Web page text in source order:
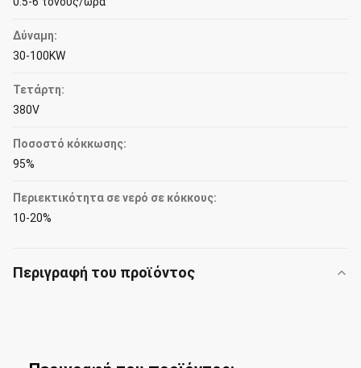
Δύναμη:
30-100KW
Τετάρτη:
380V
Ποσοστό κόκκωσης:
95%
Περιεκτικότητα σε νερό σε κόκκους:
10-20%
Περιγραφή του προϊόντος